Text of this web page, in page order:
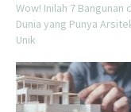
Wow! Inilah 7 Bangunan
Dunia yang Punya
Unik